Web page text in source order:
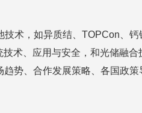
术，如异质结、TOPCon、
术、应用与安全，和光储融
势、合作发展策略、各国政